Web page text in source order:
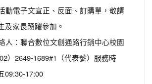
電子文宣正、反面、訂購單，敬請
及家長踴躍參加。
：聯合數位文創通路行銷中心校園
）2649-1689#1（代表號）服務時
09:30-17:00